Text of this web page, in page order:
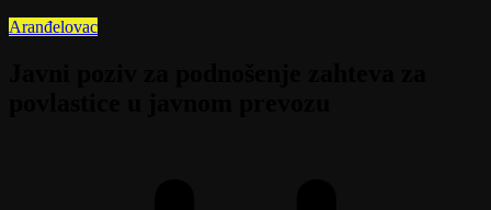
Aranđelovac